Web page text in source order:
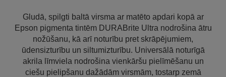
Gludā, spilgti baltā virsma ar matēto apdari kopā ar
Epson pigmenta tintēm DURABrite Ultra nodrošina ātru
nožūšanu, kā arī noturību pret skrāpējumiem,
ūdensizturību un siltumizturību. Universālā noturīgā
akrila līmviela nodrošina vienkāršu pielīmēšanu un
ciešu pielipšanu dažādām virsmām, tostarp zemā